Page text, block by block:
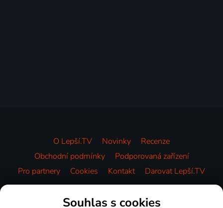
O Lepší.TV Novinky
Recenze
Obchodní podmínky
Podporovaná zařízení
Pro partnery
Cookies Kontakt Darovat Lepší.TV
Videotéka
Souhlas s cookies